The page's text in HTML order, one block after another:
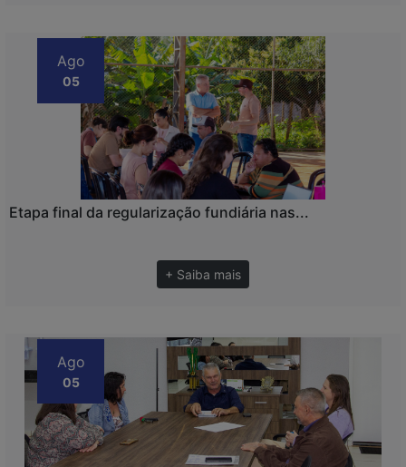
Ago
05
Etapa final da regularização fundiária nas...
+ Saiba mais
Ago
05